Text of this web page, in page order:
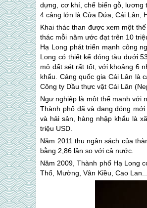
dựng, cơ khí, chế biến gỗ, lương
4 cảng lớn là Cửa Dứa, Cái Lân,
Khai thác than được xem một
thác mỗi năm ước đạt trên 10
Hạ Long phát triển mạnh công
Long có thiết kế đóng tàu dưới
mỏ đất sét rất tốt, với khoảng 6
khẩu. Cảng quốc gia Cái Lân là
Công ty Dầu thực vật Cái Lân
Ngư nghiệp là một thế mạnh với
Thành phố đã và đang đóng
và hải sản, hàng nhập khẩu là
triệu USD.
Năm 2011 thu ngân sách của
bằng 2,86 lần so với cả nước.
Năm 2009, Thành phố Hạ Long
Thổ, Mường, Vân Kiều, Cao